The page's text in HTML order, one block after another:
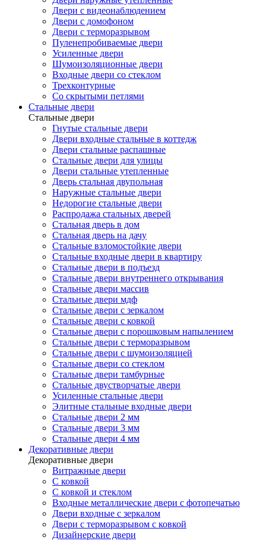
Двери с видеонаблюдением
Двери с домофоном
Двери с терморазрывом
Пуленепробиваемые двери
Усиленные двери
Шумоизоляционные двери
Входные двери со стеклом
Трехконтурные
Со скрытыми петлями
Стальные двери
Стальные двери
Гнутые стальные двери
Двери входные стальные в коттедж
Двери стальные распашные
Стальные двери для улицы
Двери стальные утепленные
Дверь стальная двупольная
Наружные стальные двери
Недорогие стальные двери
Распродажа стальных дверей
Стальная дверь в дом
Стальная дверь на дачу
Стальные взломостойкие двери
Стальные входные двери в квартиру
Стальные двери в подъезд
Стальные двери внутреннего открывания
Стальные двери массив
Стальные двери мдф
Стальные двери с зеркалом
Стальные двери с ковкой
Стальные двери с порошковым напылением
Стальные двери с терморазрывом
Стальные двери с шумоизоляцией
Стальные двери со стеклом
Стальные двери тамбурные
Стальные двустворчатые двери
Усиленные стальные двери
Элитные стальные входные двери
Стальные двери 2 мм
Стальные двери 3 мм
Стальные двери 4 мм
Декоративные двери
Декоративные двери
Витражные двери
С ковкой
С ковкой и стеклом
Входные металлические двери с фотопечатью
Двери входные с зеркалом
Двери с терморазрывом с ковкой
Дизайнерские двери